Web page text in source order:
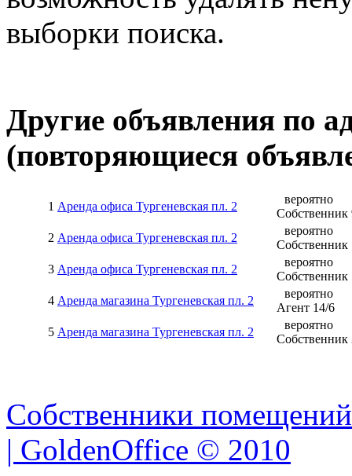
выборки поиска.
Другие объявления по
(повторяющиеся
1 Аренда офиса Тургеневская пл. 2
вероятно
Собственник
2 Аренда офиса Тургеневская пл. 2
вероятно
Собственник
3 Аренда офиса Тургеневская пл. 2
вероятно
Собственник
4 Аренда магазина Тургеневская пл. 2
вероятно
Агент 14/6
5 Аренда магазина Тургеневская пл. 2
вероятно
Собственник
Собственники
| GoldenOffice © 2010